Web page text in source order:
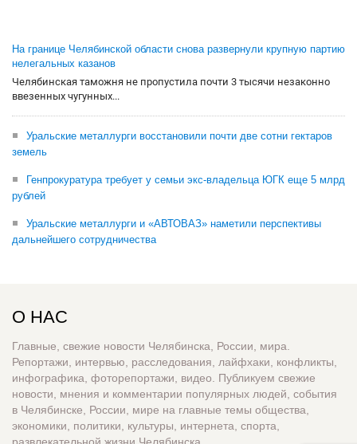
На границе Челябинской области снова развернули крупную партию
нелегальных казанов
Челябинская таможня не пропустила почти 3 тысячи незаконно
ввезенных чугунных...
Уральские металлурги восстановили почти две сотни гектаров
земель
Генпрокуратура требует у семьи экс-владельца ЮГК еще 5 млрд
рублей
Уральские металлурги и «АВТОВАЗ» наметили перспективы
дальнейшего сотрудничества
О НАС
Главные, свежие новости Челябинска, России, мира.
Репортажи, интервью, расследования, лайфхаки, конфликты,
инфографика, фоторепортажи, видео. Публикуем свежие
новости, мнения и комментарии популярных людей, события
в Челябинске, России, мире на главные темы общества,
экономики, политики, культуры, интернета, спорта,